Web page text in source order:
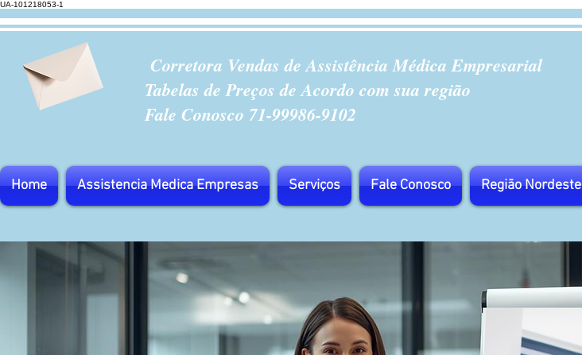
UA-101218053-1
Corretora Vendas de Assistência Médica Empresarial
Tabelas de Preços de Acordo com sua região
Fale Conosco 71-99986-9102
Home Assistencia Medica Empresas Serviços Fale Conosco Região Nordeste